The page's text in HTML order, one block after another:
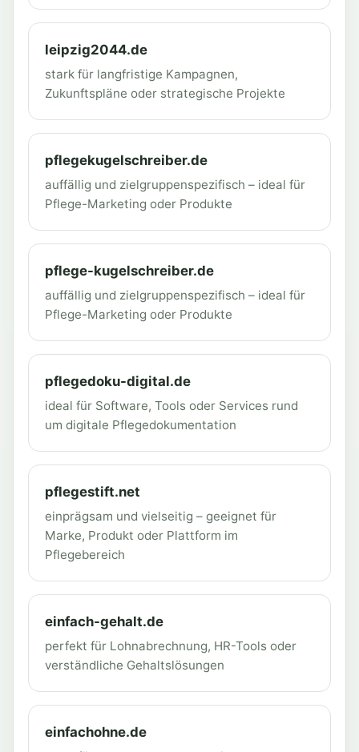
leipzig2044.de
stark für langfristige Kampagnen,
Zukunftspläne oder strategische Projekte
pflegekugelschreiber.de
auffällig und zielgruppenspezifisch – ideal für
Pflege-Marketing oder Produkte
pflege-kugelschreiber.de
auffällig und zielgruppenspezifisch – ideal für
Pflege-Marketing oder Produkte
pflegedoku-digital.de
ideal für Software, Tools oder Services rund
um digitale Pflegedokumentation
pflegestift.net
einprägsam und vielseitig – geeignet für
Marke, Produkt oder Plattform im
Pflegebereich
einfach-gehalt.de
perfekt für Lohnabrechnung, HR-Tools oder
verständliche Gehaltslösungen
einfachohne.de